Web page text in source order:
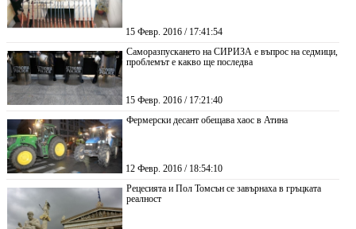
15 Февр. 2016 / 17:41:54
Саморазпускането на СИРИЗА е въпрос на седмици,
проблемът е какво ще последва
15 Февр. 2016 / 17:21:40
Фермерски десант обещава хаос в Атина
12 Февр. 2016 / 18:54:10
Рецесията и Пол Томсън се завърнаха в гръцката
реалност